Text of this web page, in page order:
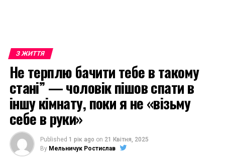
З ЖИТТЯ
Не терплю бачити тебе в такому
стані” — чоловік пішов спати в
іншу кімнату, поки я не «візьму
себе в руки»
Published 1 рік ago on 21 Квітня, 2025
By Мельничук Ростислав